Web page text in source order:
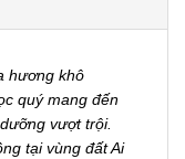
hương khô
quý mang đến
vượt trội.
tại vùng đất Ai